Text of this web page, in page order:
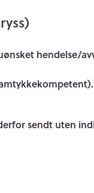
hendelse/
sendt uten